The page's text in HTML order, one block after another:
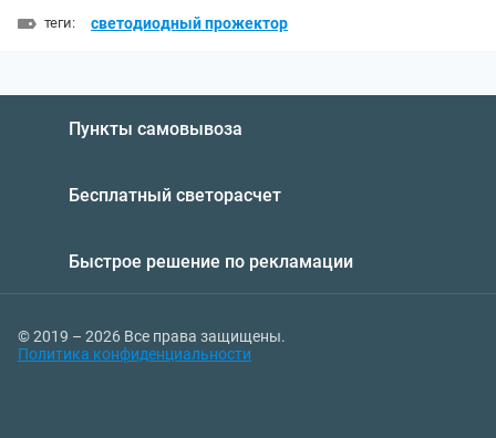
теги: светодиодный прожектор
Пункты самовывоза
Бесплатный светорасчет
Быстрое решение по рекламации
© 2019 – 2026 Все права защищены.
Политика конфиденциальности